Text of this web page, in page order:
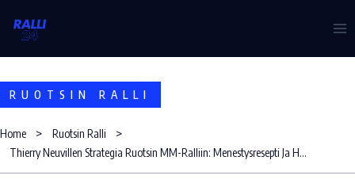
RUOTSIN RALLI
Home
Ruotsin Ralli
Thierry Neuvillen Strategia Ruotsin MM-Ralliin: Menestysresepti Ja Haasteet